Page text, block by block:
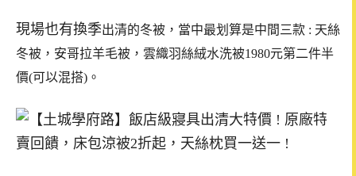
現場也有換季出清的冬被， 當中最划算是中間三款 : 天絲
冬被，安哥拉羊毛被，雲織羽絲絨水洗被1980元第二件半
價(可以混搭)。